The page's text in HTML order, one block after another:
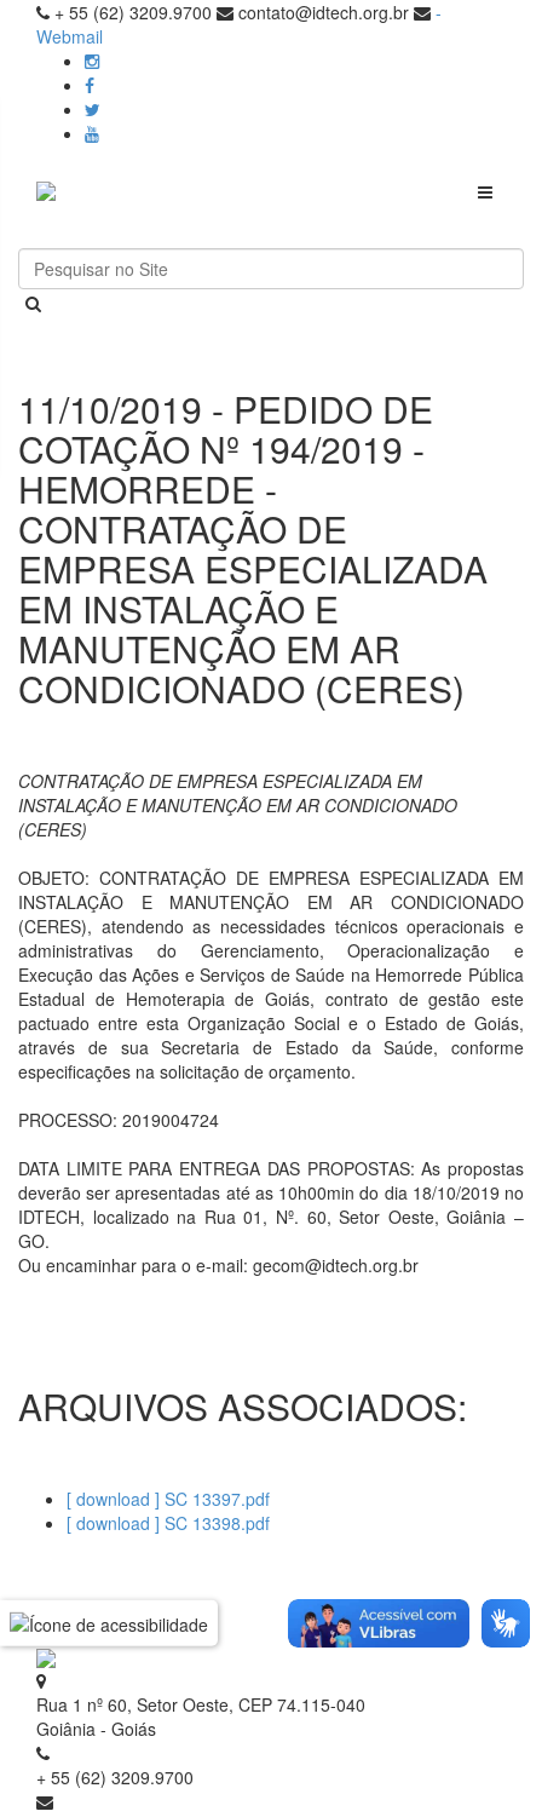
+ 55 (62) 3209.9700 contato@idtech.org.br
-
Webmail
Toggle
11/10/2019 - PEDIDO DE
COTAÇÃO Nº 194/2019 -
HEMORREDE -
CONTRATAÇÃO DE
EMPRESA ESPECIALIZADA
EM INSTALAÇÃO E
MANUTENÇÃO EM AR
CONDICIONADO (CERES)
CONTRATAÇÃO DE EMPRESA ESPECIALIZADA EM
INSTALAÇÃO E MANUTENÇÃO EM AR CONDICIONADO
(CERES)
OBJETO: CONTRATAÇÃO DE EMPRESA ESPECIALIZADA EM
INSTALAÇÃO E MANUTENÇÃO EM AR CONDICIONADO
(CERES), atendendo as necessidades técnicos operacionais e
administrativas do Gerenciamento, Operacionalização e
Execução das Ações e Serviços de Saúde na Hemorrede Pública
Estadual de Hemoterapia de Goiás, contrato de gestão este
pactuado entre esta Organização Social e o Estado de Goiás,
através de sua Secretaria de Estado da Saúde, conforme
especificações na solicitação de orçamento.
PROCESSO: 2019004724
DATA LIMITE PARA ENTREGA DAS PROPOSTAS: As propostas
deverão ser apresentadas até as 10h00min do dia 18/10/2019 no
IDTECH, localizado na Rua 01, Nº. 60, Setor Oeste, Goiânia –
GO.
Ou encaminhar para o e-mail: gecom@idtech.org.br
ARQUIVOS ASSOCIADOS:
[ download ] SC 13397.pdf
[ download ] SC 13398.pdf
Rua 1 nº 60, Setor Oeste, CEP 74.115-040
Goiânia - Goiás
+ 55 (62) 3209.9700